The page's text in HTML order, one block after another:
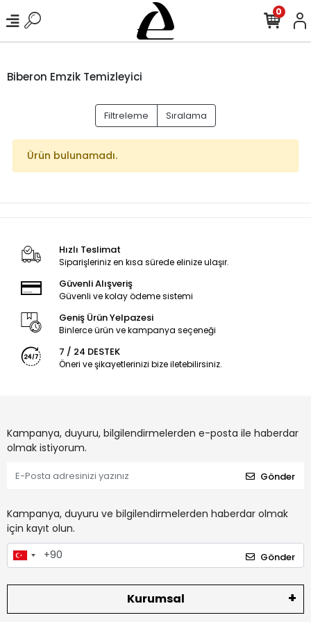
0
Biberon Emzik Temizleyici
Filtreleme Sıralama
Ürün bulunamadı.
Hızlı Teslimat
Siparişleriniz en kısa sürede elinize ulaşır.
Güvenli Alışveriş
Güvenli ve kolay ödeme sistemi
Geniş Ürün Yelpazesi
Binlerce ürün ve kampanya seçeneği
7 / 24 DESTEK
Öneri ve şikayetlerinizi bize iletebilirsiniz.
Kampanya, duyuru, bilgilendirmelerden e-posta ile haberdar
olmak istiyorum.
Gönder
Kampanya, duyuru ve bilgilendirmelerden haberdar olmak
için kayıt olun.
Gönder
Kurumsal